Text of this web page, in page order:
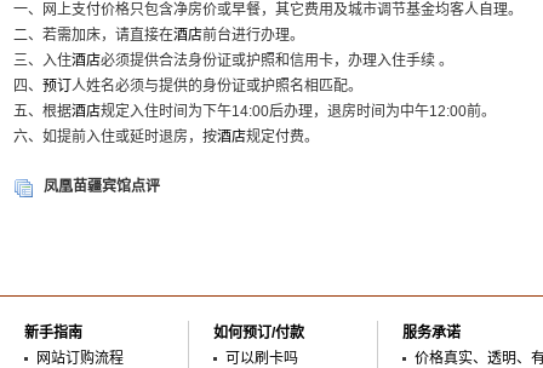
一、网上支付价格只包含净房价或早餐，其它费用及城市调节基金均客人自理。
二、若需加床，请直接在酒店前台进行办理。
三、入住酒店必须提供合法身份证或护照和信用卡，办理入住手续 。
四、 预订 人姓名必须与提供的身份证或护照名相匹配。
五、根据酒店规定入住时间为下午14:00后办理，退房时间为中午12:00前。
六、如提前入住或延时退房，按酒店规定付费。
凤凰苗疆宾馆点评
新手指南
网站订购流程
如何预订/付款
可以刷卡吗
服务承诺
价格真实、透明、